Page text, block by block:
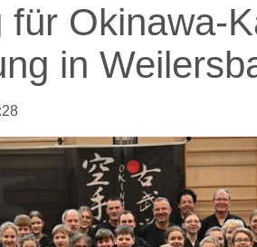
Okinawa-
in